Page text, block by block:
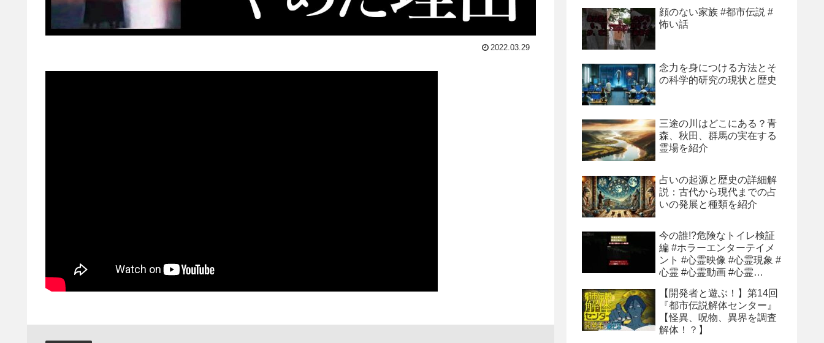
2022.03.29
顔のない家族 #都市伝説 #
怖い話
念力を身につける方法とそ
の科学的研究の現状と歴史
三途の川はどこにある？青
森、秋田、群馬の実在する
霊場を紹介
占いの起源と歴史の詳細解
説：古代から現代までの占
いの発展と種類を紹介
今の誰!?危険なトイレ検証
編 #ホラーエンターテイメ
ント #心霊映像 #心霊現象 #
心霊 #心霊動画 #心霊
【開発者と遊ぶ！】第14回
『都市伝説解体センター』
【怪異、呪物、異界を調査
解体！？】